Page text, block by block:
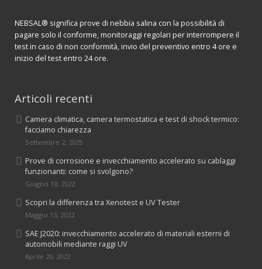
NEBSAL® significa prove di nebbia salina con la possibilità di
pagare solo il conforme, monitoraggi regolari per interrompere il
test in caso di non conformità, invio del preventivo entro 4 ore e
inizio del test entro 24 ore.
Articoli recenti
Camera climatica, camera termostatica e test di shock termico:
facciamo chiarezza
Settembre 2, 2025
Prove di corrosione e invecchiamento accelerato su cablaggi
funzionanti: come si svolgono?
Giugno 10, 2022
Scopri la differenza tra Xenotest e UV Tester
Maggio 13, 2022
SAE J2020: invecchiamento accelerato di materiali esterni di
automobili mediante raggi UV
Aprile 20, 2022